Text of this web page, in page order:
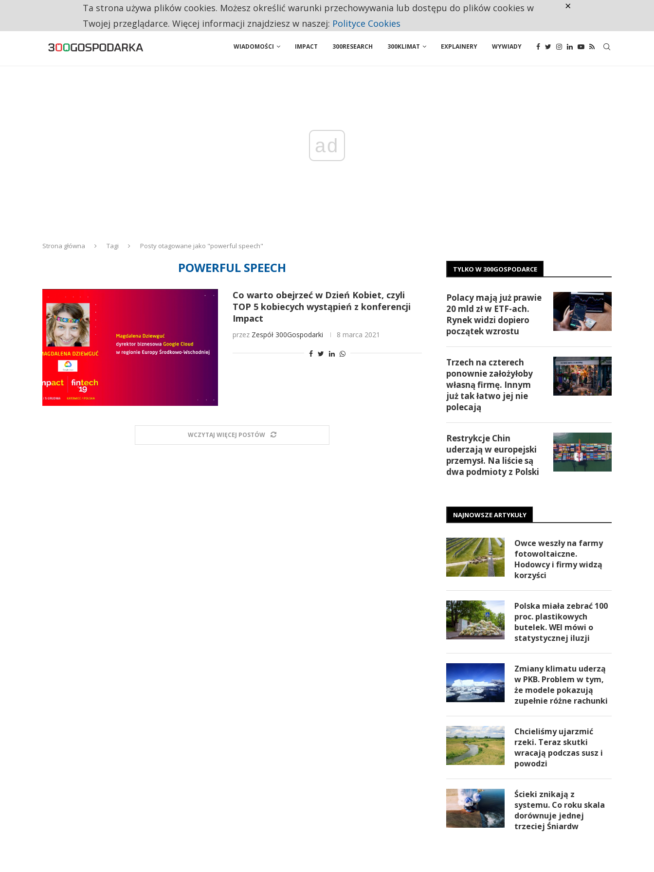
TRZECH NA CZTERECH PONOWNIE ZAŁOŻYŁOBY WŁASNĄ FIRMĘ. INNYM JUŻ TAK ŁATWO JEJ NIE POLECAJĄ
WIADOMOŚCI IMPACT 300RESEARCH 300KLIMAT EXPLAINERY WYWIADY
ad
Strona główna Tagi Posty otagowane jako "powerful speech"
POWERFUL SPEECH
Co warto obejrzeć w Dzień Kobiet, czyli
TOP 5 kobiecych wystąpień z konferencji
Impact
przez Zespół 300Gospodarki 8 marca 2021
WCZYTAJ WIĘCEJ POSTÓW
TYLKO W 300GOSPODARCE
Polacy mają już prawie
20 mld zł w ETF-ach.
Rynek widzi dopiero
początek wzrostu
Trzech na czterech
ponownie założyłoby
własną firmę. Innym
już tak łatwo jej nie
polecają
Restrykcje Chin
uderzają w europejski
przemysł. Na liście są
dwa podmioty z Polski
NAJNOWSZE ARTYKUŁY
Owce weszły na farmy
fotowoltaiczne.
Hodowcy i firmy widzą
korzyści
Polska miała zebrać 100
proc. plastikowych
butelek. WEI mówi o
statystycznej iluzji
Zmiany klimatu uderzą
w PKB. Problem w tym,
że modele pokazują
zupełnie różne rachunki
Chcieliśmy ujarzmić
rzeki. Teraz skutki
wracają podczas susz i
powodzi
Ścieki znikają z
systemu. Co roku skala
dorównuje jednej
trzeciej Śniardw
Ta strona używa plików cookies. Możesz określić warunki przechowywania lub dostępu do plików cookies w
Twojej przeglądarce. Więcej informacji znajdziesz w naszej: Polityce Cookies
×